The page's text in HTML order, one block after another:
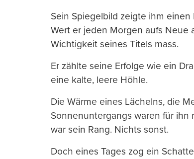
Sein Spiegelbild zeigte ihm
Wert er jeden Morgen aufs Neue
Wichtigkeit seines Titels mass.
Er zählte seine Erfolge wie ein
eine kalte, leere Höhle.
Die Wärme eines Lächelns, die
Sonnenuntergangs waren für
war sein Rang. Nichts sonst.
Doch eines Tages zog ein